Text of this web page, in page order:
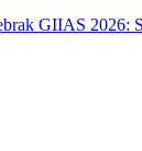
GIIAS 2026: